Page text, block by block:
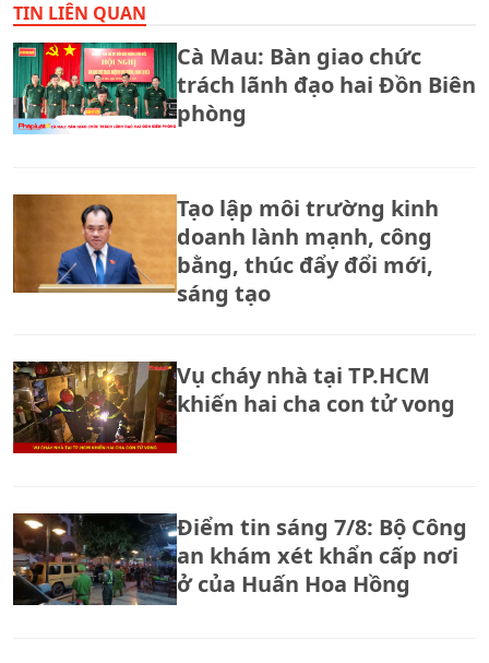
TIN LIÊN QUAN
Cà Mau: Bàn giao chức
trách lãnh đạo hai Đồn Biên
phòng
Tạo lập môi trường kinh
doanh lành mạnh, công
bằng, thúc đẩy đổi mới,
sáng tạo
Vụ cháy nhà tại TP.HCM
khiến hai cha con tử vong
Điểm tin sáng 7/8: Bộ Công
an khám xét khẩn cấp nơi
ở của Huấn Hoa Hồng